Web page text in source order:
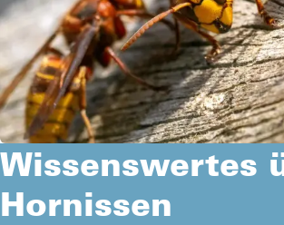
Wissenswertes
Hornissen